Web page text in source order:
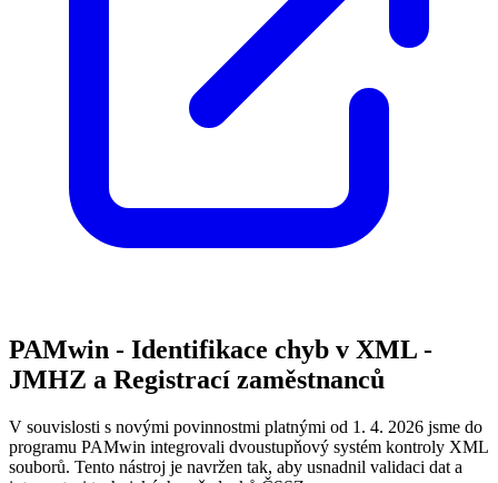
PAMwin - Identifikace chyb v XML -
JMHZ a Registrací zaměstnanců
V souvislosti s novými povinnostmi platnými od 1. 4. 2026 jsme do
programu PAMwin integrovali dvoustupňový systém kontroly XML
souborů. Tento nástroj je navržen tak, aby usnadnil validaci dat a